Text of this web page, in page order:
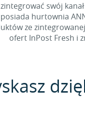
swój
hurtownia
ze
ofert InPost Fresh i